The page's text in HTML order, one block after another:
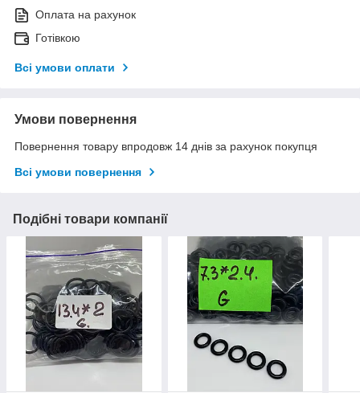
Оплата на рахунок
Готівкою
Всі умови оплати
Умови повернення
Повернення товару впродовж 14 днів за рахунок покупця
Всі умови повернення
Подібні товари компанії